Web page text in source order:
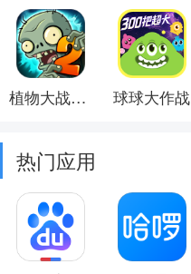
植物大战僵尸2 球球大作战
热门应用